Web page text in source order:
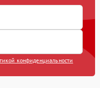
конфиденциальности